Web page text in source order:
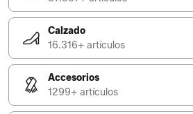
Calzado
16.316+ artículos
Accesorios
1299+ artículos